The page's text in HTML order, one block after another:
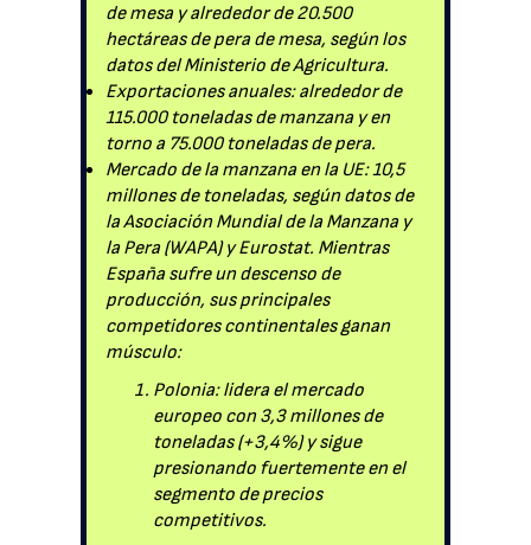
de mesa y alrededor de 20.500
hectáreas de pera de mesa, según los
datos del Ministerio de Agricultura.
Exportaciones anuales: alrededor de
115.000 toneladas de manzana y en
torno a 75.000 toneladas de pera.
Mercado de la manzana en la UE: 10,5
millones de toneladas, según datos de
la Asociación Mundial de la Manzana y
la Pera (WAPA) y Eurostat. Mientras
España sufre un descenso de
producción, sus principales
competidores continentales ganan
músculo:
Polonia: lidera el mercado
europeo con 3,3 millones de
toneladas (+3,4%) y sigue
presionando fuertemente en el
segmento de precios
competitivos.